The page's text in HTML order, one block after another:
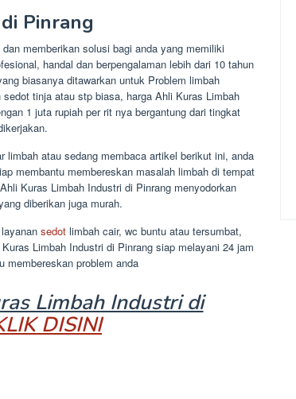
Pinrang
memberikan solusi bagi anda yang memiliki
handal dan berpengalaman lebih dari 10 tahun
biasanya ditawarkan untuk Problem limbah
tinja atau stp biasa, harga Ahli Kuras Limbah
1 juta rupiah per rit nya bergantung dari tingkat
limbah atau sedang membaca artikel berikut ini, anda
membantu membereskan masalah limbah di tempat
Kuras Limbah Industri di Pinrang menyodorkan
diberikan juga murah.
sedot limbah cair, wc buntu atau tersumbat,
Limbah Industri di Pinrang siap melayani 24 jam
membereskan problem anda
Limbah Industri di
DISINI